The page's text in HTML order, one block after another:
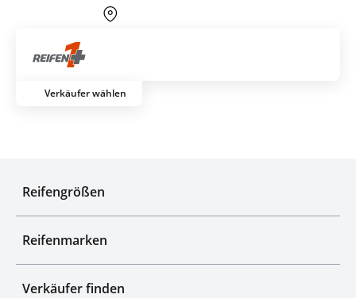
Verkäufer wählen
Reifengrößen
Reifenmarken
Verkäufer finden